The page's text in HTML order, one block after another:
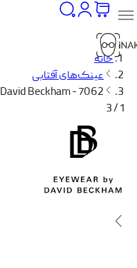
خانه
عینک‌های آفتابی
David Beckham - 7062
1 / 3